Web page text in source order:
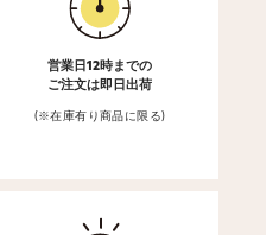
営業日12時までの
ご注文は即日出荷
(※在庫有り商品に限る)